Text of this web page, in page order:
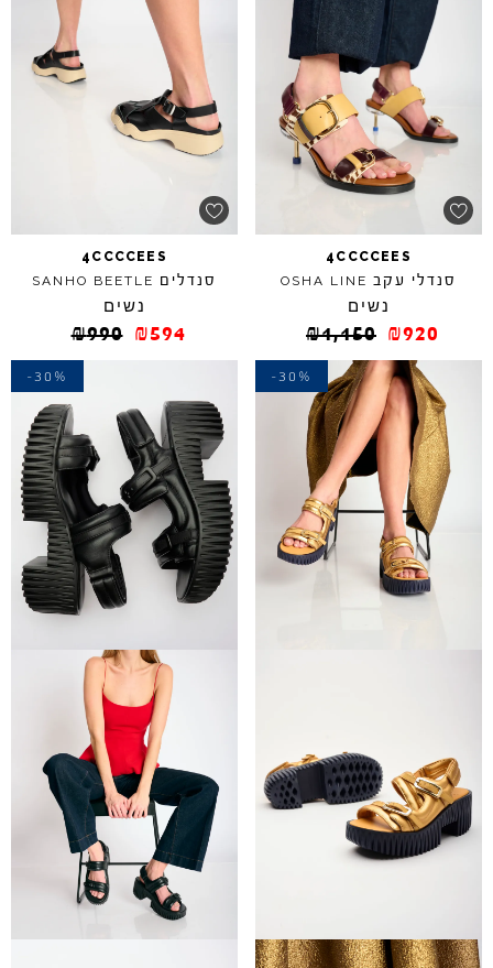
4CCCCEES
סנדלי עקב OSHA LINE
נשים
₪1,150 ₪920
4CCCCEES
סנדלים SANHO BEETLE
נשים
₪990 ₪594
-30%
-30%